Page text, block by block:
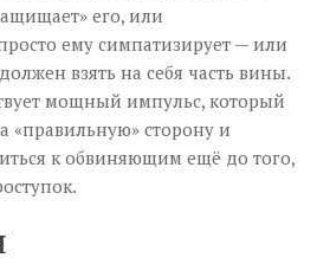
его, или
ему симпатизирует — или
взять на себя часть вины.
мощный импульс, который
«правильную» сторону и
к обвиняющим ещё до того,